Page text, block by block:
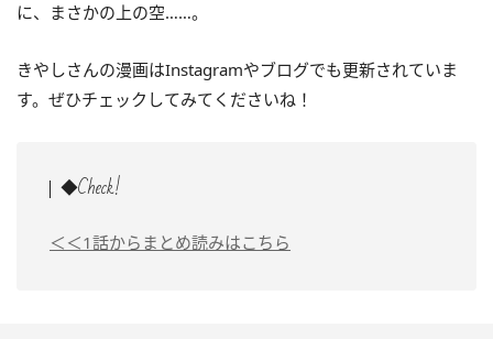
に、まさかの上の空……。
きやしさんの漫画はInstagramやブログでも更新されていま
す。ぜひチェックしてみてくださいね！
◆Check!
＜＜1話からまとめ読みはこちら